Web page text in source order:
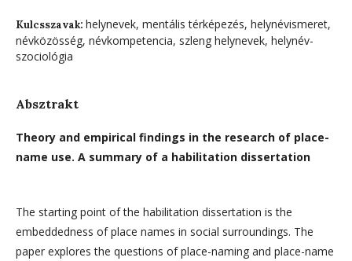
Kulcsszavak: helynevek, mentális térképezés, helynévismeret,
névközösség, névkompetencia, szleng helynevek, helynév-
szociológia
Absztrakt
Theory and empirical findings in the research of place-
name use. A summary of a habilitation dissertation
The starting point of the habilitation dissertation is the
embeddedness of place names in social surroundings. The
paper explores the questions of place-naming and place-name